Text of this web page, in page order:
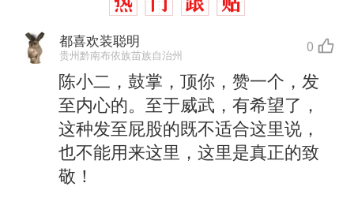
都喜欢装聪明
贵州黔南布依族苗族自治州 0
陈小二，鼓掌，顶你，赞一个，发
至内心的。至于威武，有希望了，
这种发至屁股的既不适合这里说，
也不能用来这里，这里是真正的致
敬！